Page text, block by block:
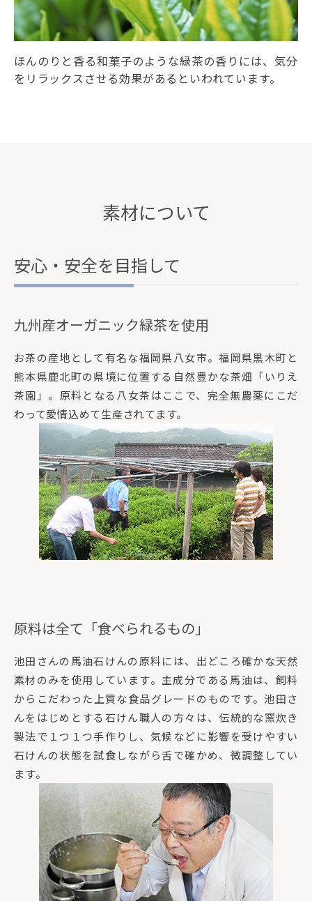
ほんのりと香る和菓子のような緑茶の香りには、気分
をリラックスさせる効果があるといわれています。
素材について
安心・安全を目指して
九州産オーガニック緑茶を使用
お茶の産地として有名な福岡県八女市。福岡県黒木町と
熊本県鹿北町の県境に位置する自然豊かな茶畑「いりえ
茶園」。原料となる八女茶はここで、完全無農薬にこだ
わって愛情込めて生産されてます。
原料は全て「食べられるもの」
池田さんの馬油石けんの原料には、出どころ確かな天然
素材のみを使用しています。主成分である馬油は、飼料
からこだわった上質な食品グレードのものです。池田さ
んをはじめとする石けん職人の方々は、伝統的な窯炊き
製法で１つ１つ手作りし、気候などに影響を受けやすい
石けんの状態を試食しながら舌で確かめ、微調整してい
ます。